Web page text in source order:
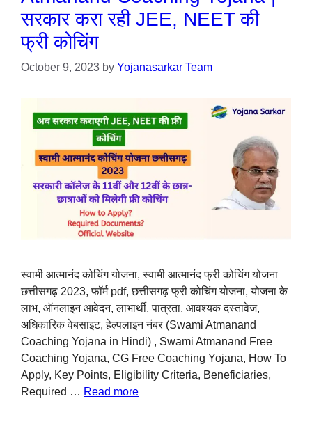
सरकार करा रही JEE, NEET की
फ्री कोचिंग
October 9, 2023 by Yojanasarkar Team
स्वामी आत्मानंद कोचिंग योजना, स्वामी आत्मानंद फ्री कोचिंग योजना
छत्तीसगढ़ 2023, फॉर्म pdf, छत्तीसगढ़ फ्री कोचिंग योजना, योजना के
लाभ, ऑनलाइन आवेदन, लाभार्थी, पात्रता, आवश्यक दस्तावेज,
अधिकारिक वेबसाइट, हेल्पलाइन नंबर (Swami Atmanand
Coaching Yojana in Hindi) , Swami Atmanand Free
Coaching Yojana, CG Free Coaching Yojana, How To
Apply, Key Points, Eligibility Criteria, Beneficiaries,
Required … Read more